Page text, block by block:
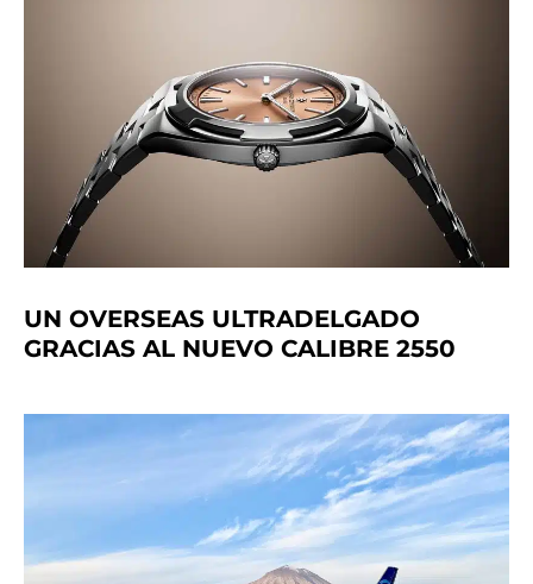
UN OVERSEAS ULTRADELGADO
GRACIAS AL NUEVO CALIBRE 2550